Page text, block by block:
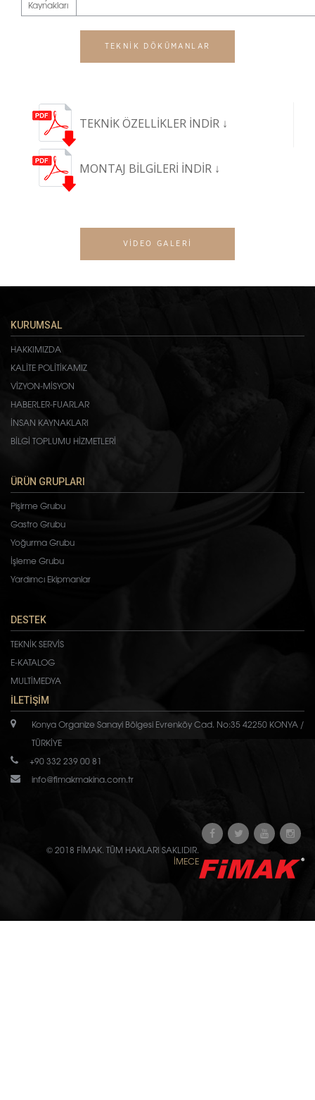
Kaynakları
TEKNİK DÖKÜMANLAR
TEKNİK ÖZELLİKLER İNDİR ↓
MONTAJ BİLGİLERİ İNDİR ↓
VİDEO GALERİ
KURUMSAL
HAKKIMIZDA
KALİTE POLİTİKAMIZ
VİZYON-MİSYON
HABERLER-FUARLAR
İNSAN KAYNAKLARI
BİLGİ TOPLUMU HİZMETLERİ
ÜRÜN GRUPLARI
Pişirme Grubu
Gastro Grubu
Yoğurma Grubu
İşleme Grubu
Yardımcı Ekipmanlar
DESTEK
TEKNİK SERVİS
E-KATALOG
MULTİMEDYA
İLETİŞİM
Konya Organize Sanayi Bölgesi Evrenköy Cad. No:35 42250 KONYA /
TÜRKİYE
+90 332 239 00 81
info@fimakmakina.com.tr
© 2018 FİMAK. TÜM HAKLARI SAKLIDIR.
İMECE